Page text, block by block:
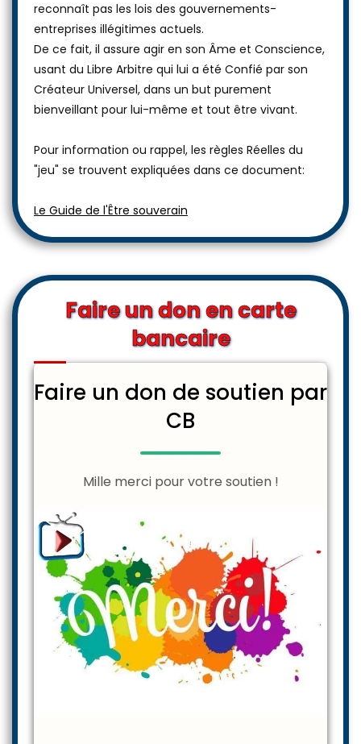
reconnaît pas les lois des gouvernements-
entreprises illégitimes actuels.
De ce fait, il assure agir en son Âme et Conscience,
usant du Libre Arbitre qui lui a été Confié par son
Créateur Universel, dans un but purement
bienveillant pour lui-même et tout être vivant.
Pour information ou rappel, les règles Réelles du
"jeu" se trouvent expliquées dans ce document:
Le Guide de l'Être souverain
Faire un don en carte
bancaire
Faire un don de soutien par
CB
Mille merci pour votre soutien !